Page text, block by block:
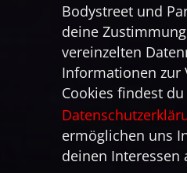
Bodystreet und
deine Zustimmung
vereinzelten
Informationen zur
Cookies findest
ermöglichen uns
deinen Interessen